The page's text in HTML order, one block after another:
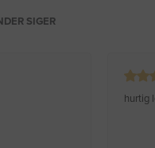
SIGER
hurtig